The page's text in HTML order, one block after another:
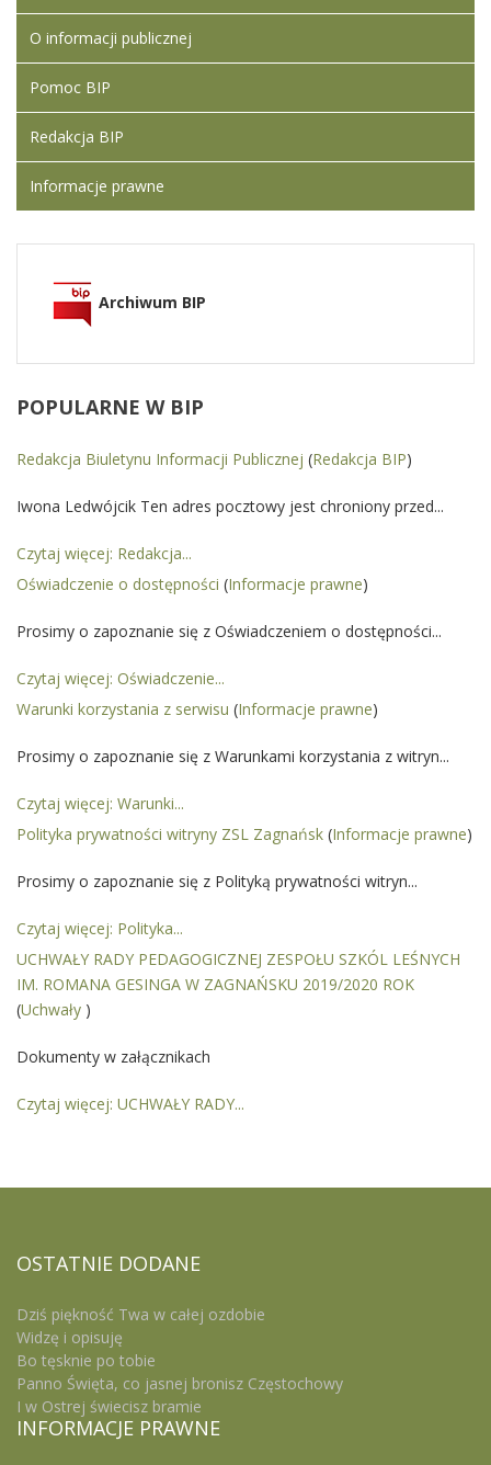
O informacji publicznej
Pomoc BIP
Redakcja BIP
Informacje prawne
Archiwum BIP
POPULARNE W BIP
Redakcja Biuletynu Informacji Publicznej (Redakcja BIP)
Iwona Ledwójcik Ten adres pocztowy jest chroniony przed...
Czytaj więcej: Redakcja...
Oświadczenie o dostępności (Informacje prawne)
Prosimy o zapoznanie się z Oświadczeniem o dostępności...
Czytaj więcej: Oświadczenie...
Warunki korzystania z serwisu (Informacje prawne)
Prosimy o zapoznanie się z Warunkami korzystania z witryn...
Czytaj więcej: Warunki...
Polityka prywatności witryny ZSL Zagnańsk (Informacje prawne)
Prosimy o zapoznanie się z Polityką prywatności witryn...
Czytaj więcej: Polityka...
UCHWAŁY RADY PEDAGOGICZNEJ ZESPOŁU SZKÓL LEŚNYCH
IM. ROMANA GESINGA W ZAGNAŃSKU 2019/2020 ROK
(Uchwały )
Dokumenty w załącznikach
Czytaj więcej: UCHWAŁY RADY...
OSTATNIE DODANE
Dziś piękność Twa w całej ozdobie
Widzę i opisuję
Bo tęsknie po tobie
Panno Święta, co jasnej bronisz Częstochowy
I w Ostrej świecisz bramie
INFORMACJE PRAWNE